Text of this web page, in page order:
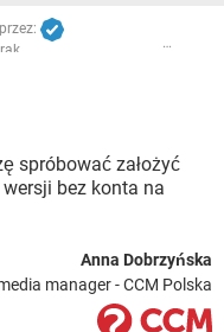
spróbować założyć
bez konta na
Anna Dobrzyńska
manager - CCM Polska